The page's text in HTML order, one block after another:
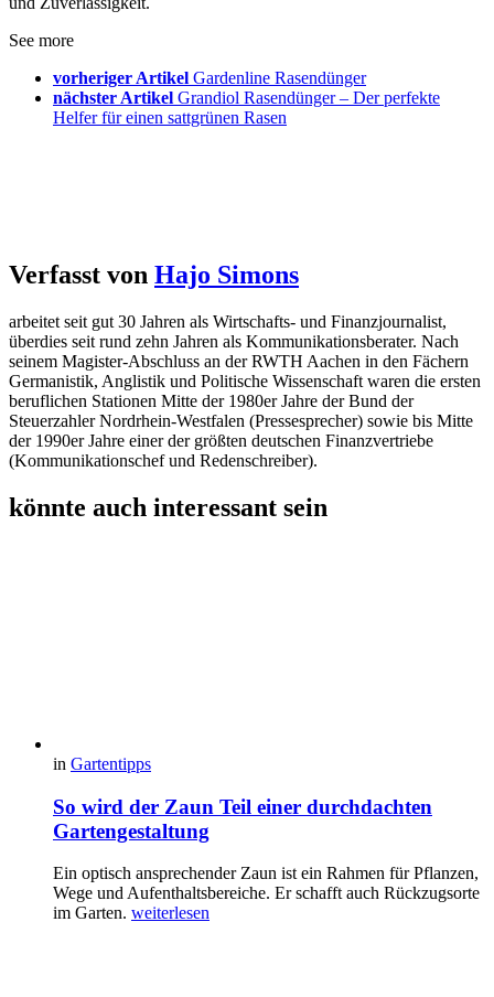
See more
vorheriger Artikel Gardenline Rasendünger
nächster Artikel Grandiol Rasendünger – Der perfekte
Helfer für einen sattgrünen Rasen
Verfasst von Hajo Simons
arbeitet seit gut 30 Jahren als Wirtschafts- und Finanzjournalist,
überdies seit rund zehn Jahren als Kommunikationsberater. Nach
seinem Magister-Abschluss an der RWTH Aachen in den Fächern
Germanistik, Anglistik und Politische Wissenschaft waren die ersten
beruflichen Stationen Mitte der 1980er Jahre der Bund der
Steuerzahler Nordrhein-Westfalen (Pressesprecher) sowie bis Mitte
der 1990er Jahre einer der größten deutschen Finanzvertriebe
(Kommunikationschef und Redenschreiber).
könnte auch interessant sein
in Gartentipps
So wird der Zaun Teil einer durchdachten
Gartengestaltung
Ein optisch ansprechender Zaun ist ein Rahmen für Pflanzen,
Wege und Aufenthaltsbereiche. Er schafft auch Rückzugsorte
im Garten. weiterlesen